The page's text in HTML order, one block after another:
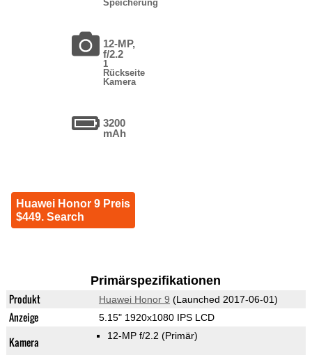
Speicherung
12-MP,
f/2.2
1
Rückseite
Kamera
3200
mAh
Huawei Honor 9 Preis
$449. Search
Primärspezifikationen
Produkt Huawei Honor 9 (Launched 2017-06-01)
Anzeige 5.15" 1920x1080 IPS LCD
Kamera 12-MP f/2.2 (Primär)